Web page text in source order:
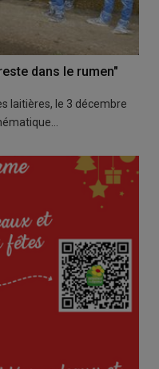
dans le rumen"
laitières, le 3 décembre